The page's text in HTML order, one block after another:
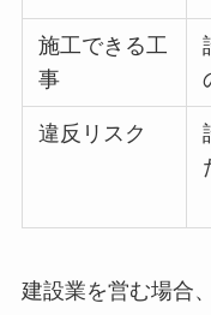
施工できる工
事
違反リスク
建設業を営む場合